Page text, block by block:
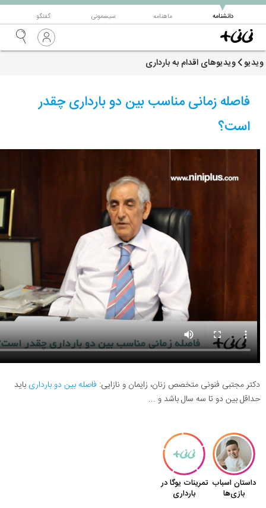
دانشنامه
▼ ماهنامه سیسمونی گفتگو
ویدیو ویدیوهای اقدام به بارداری
فاصله زمانی مناسب بین دو بارداری چقدر
است؟
دکتر مجتبی فنونی متخصص زنان، زایمان و نازایی: فاصله بین دو بارداری باید
حداقل بین دو تا سه سال باشد و ...